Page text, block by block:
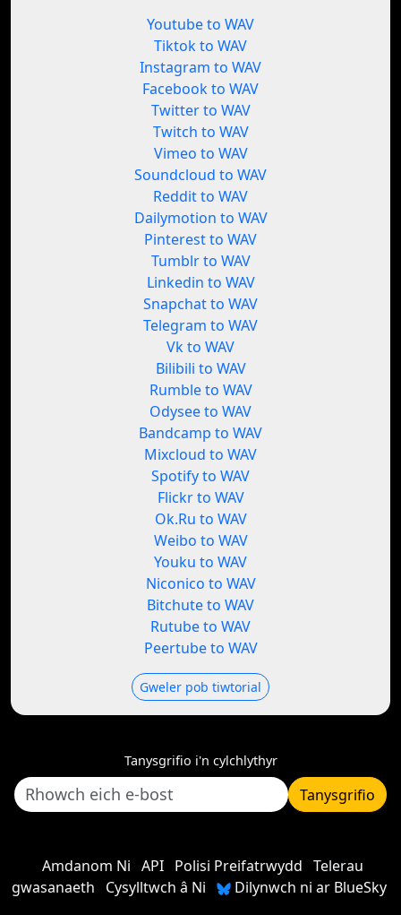
Youtube to WAV
Tiktok to WAV
Instagram to WAV
Facebook to WAV
Twitter to WAV
Twitch to WAV
Vimeo to WAV
Soundcloud to WAV
Reddit to WAV
Dailymotion to WAV
Pinterest to WAV
Tumblr to WAV
Linkedin to WAV
Snapchat to WAV
Telegram to WAV
Vk to WAV
Bilibili to WAV
Rumble to WAV
Odysee to WAV
Bandcamp to WAV
Mixcloud to WAV
Spotify to WAV
Flickr to WAV
Ok.Ru to WAV
Weibo to WAV
Youku to WAV
Niconico to WAV
Bitchute to WAV
Rutube to WAV
Peertube to WAV
Gweler pob tiwtorial
Tanysgrifio i'n cylchlythyr
Tanysgrifio
Amdanom Ni API Polisi Preifatrwydd Telerau
gwasanaeth
Cysylltwch â Ni
Dilynwch ni ar BlueSky